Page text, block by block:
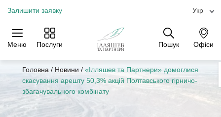
Залишити заявку Укр
Меню Послуги Пошук Офіси
Практики Галузі
Офіси
Головна / Новини / «Ілляшев та Партнери» домоглися
скасування арешту 50,3% акцій Полтавського гірничо-
збагачувального комбінату